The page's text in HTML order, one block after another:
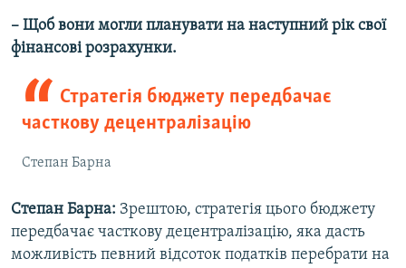
– Щоб вони могли планувати на наступний рік свої
фінансові розрахунки.
Стратегія бюджету передбачає
часткову децентралізацію
Степан Барна
Степан Барна: Зрештою, стратегія цього бюджету
передбачає часткову децентралізацію, яка дасть
можливість певний відсоток податків перебрати на